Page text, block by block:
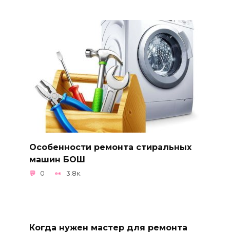
Особенности ремонта стиральных
машин БОШ
0 3.8к.
Когда нужен мастер для ремонта